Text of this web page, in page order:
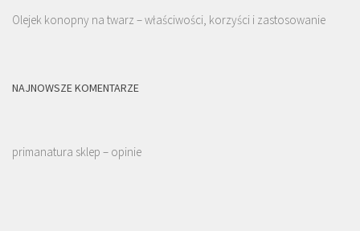
Olejek konopny na twarz – właściwości, korzyści i zastosowanie
NAJNOWSZE KOMENTARZE
primanatura sklep – opinie